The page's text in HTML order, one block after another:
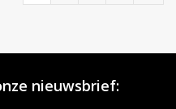
nieuwsbrief: